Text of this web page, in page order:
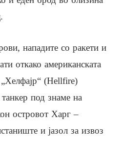
нападите со ракети и
откако американската
(Hellfire)
под знаме на
островот Харг –
и јазол за извоз